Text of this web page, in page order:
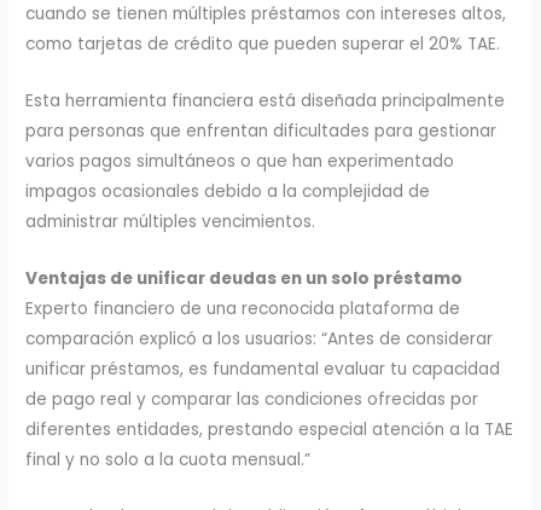
cuando se tienen múltiples préstamos con intereses altos,
como tarjetas de crédito que pueden superar el 20% TAE.
Esta herramienta financiera está diseñada principalmente
para personas que enfrentan dificultades para gestionar
varios pagos simultáneos o que han experimentado
impagos ocasionales debido a la complejidad de
administrar múltiples vencimientos.
Ventajas de unificar deudas en un solo préstamo
Experto financiero de una reconocida plataforma de
comparación explicó a los usuarios: “Antes de considerar
unificar préstamos, es fundamental evaluar tu capacidad
de pago real y comparar las condiciones ofrecidas por
diferentes entidades, prestando especial atención a la TAE
final y no solo a la cuota mensual.”